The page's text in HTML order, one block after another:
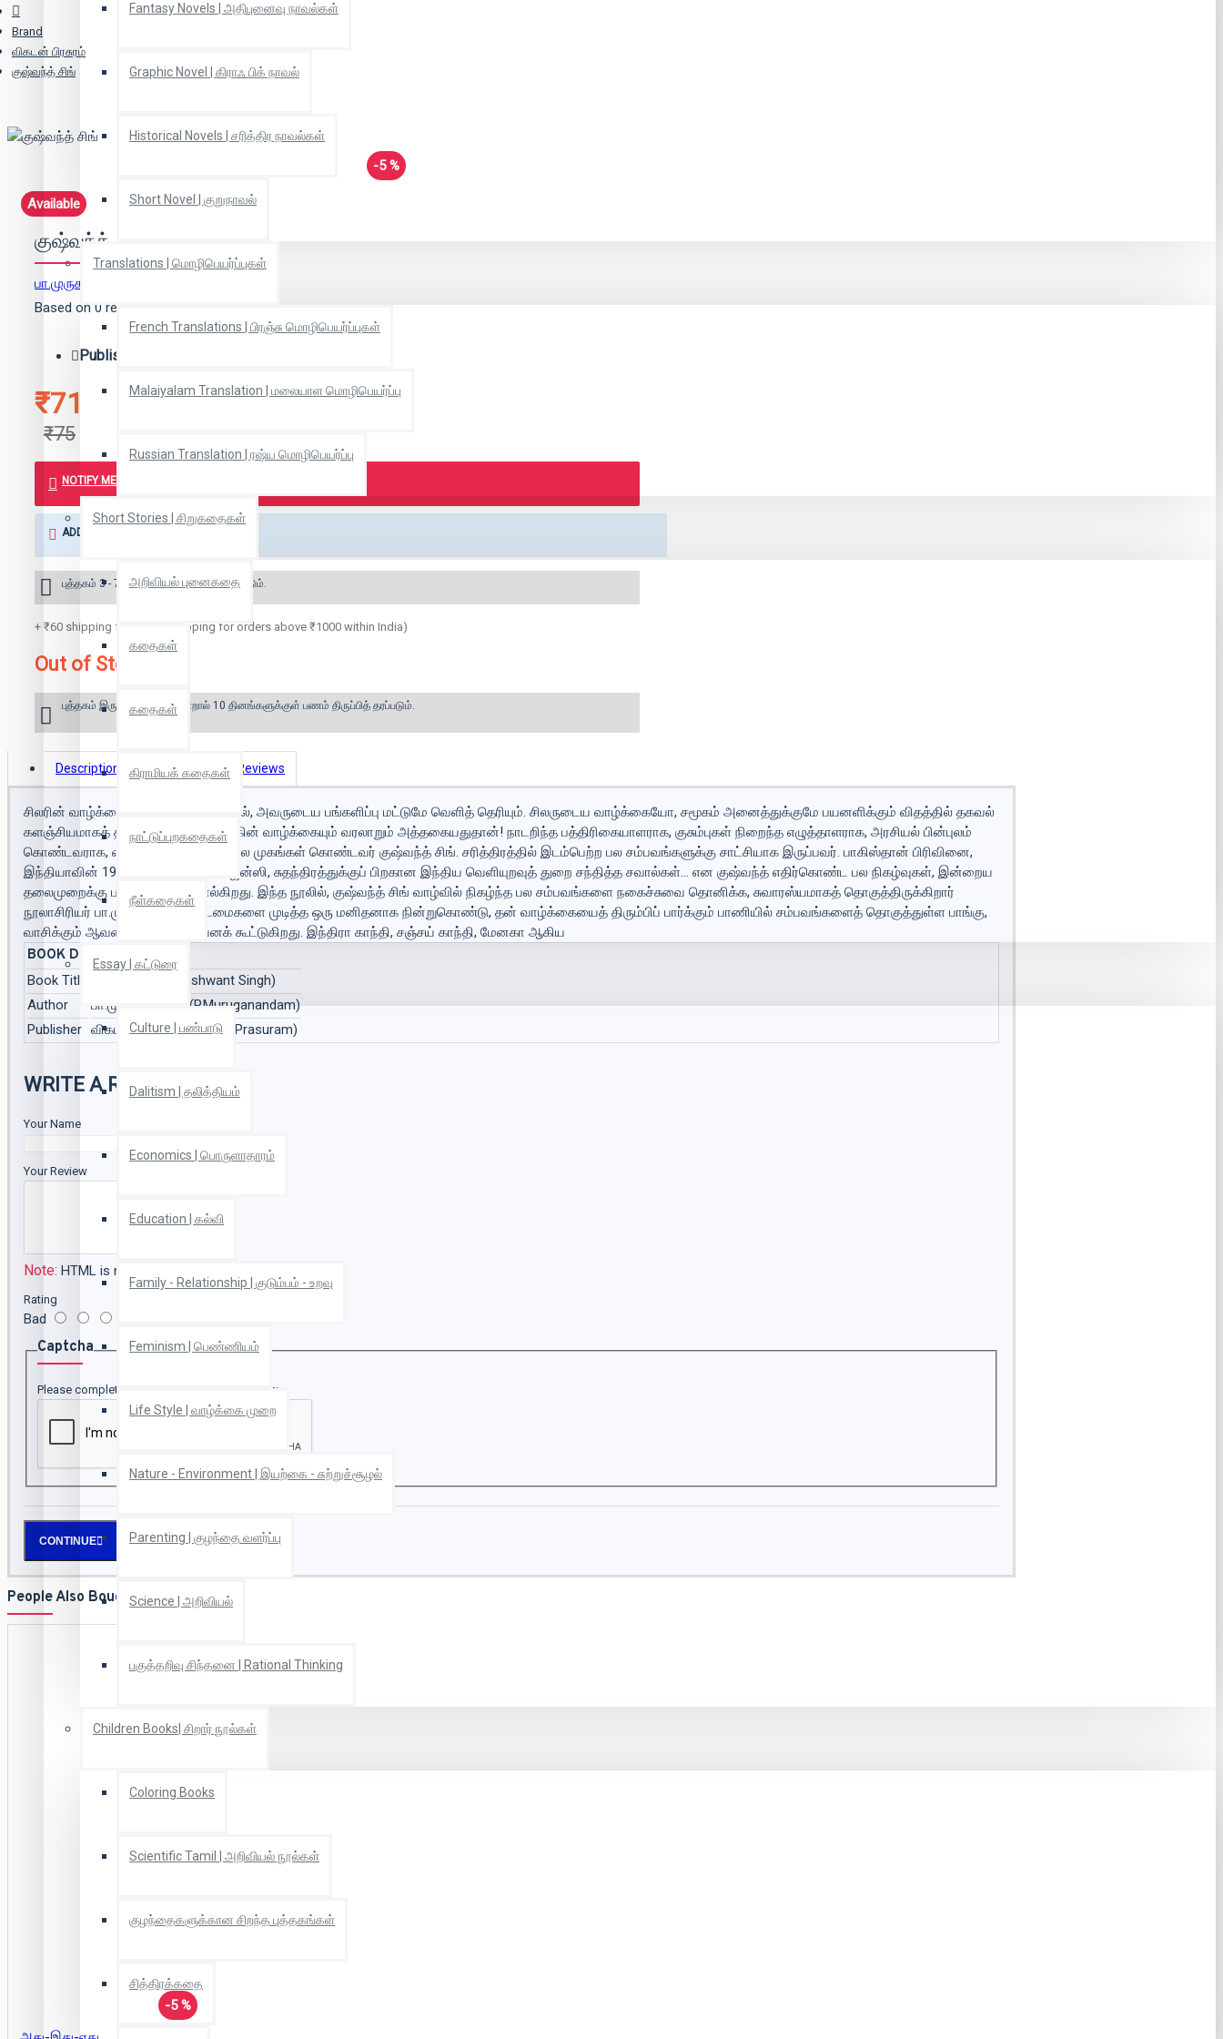
Fantasy Novels | அதிபுனைவு நாவல்கள்
Graphic Novel | கிராஃ பிக் நாவல்
Historical Novels | சரித்திர நாவல்கள்
Short Novel | குறுநாவல்
Translations | மொழிபெயர்ப்புகள்
French Translations | பிரஞ்சு மொழிபெயர்ப்புகள்
Malaiyalam Translation | மலையாள மொழிபெயர்ப்பு
Russian Translation | ரஷ்ய மொழிபெயர்ப்பு
Short Stories | சிறுகதைகள்
அறிவியல் புனைகதை
கதைகள்
கதைகள்
கிராமியக் கதைகள்
நாட்டுப்புறகதைகள்
நீள்கதைகள்
Essay | கட்டுரை
Culture | பண்பாடு
Dalitism | தலித்தியம்
Economics | பொருளாதாரம்
Education | கல்வி
Family - Relationship | குடும்பம் - உறவு
Feminism | பெண்ணியம்
Life Style | வாழ்க்கை முறை
Nature - Environment | இயற்கை - சுற்றுச்சூழல்
Parenting | குழந்தை வளர்ப்பு
Science | அறிவியல்
பகுத்தறிவு சிந்தனை | Rational Thinking
Children Books| சிறார் நூல்கள்
Coloring Books
Scientific Tamil | அறிவியல் நூல்கள்
குழந்தைகளுக்கான சிறந்த புத்தகங்கள்
சித்திரக்கதை
Brand
விகடன் பிரசுரம்
குஷ்வந்த் சிங்
-5 %
Available
குஷ்வந்த் சிங்
பா.முருகானந்தம்
Based on 0 reviews.
₹71
₹75
Publisher:
NOTIFY ME WHEN BOOK IS AVAILABLE
ADD TO WISH LIST
புத்தகம் 3 - 7 நாட்களில் அனுப்பி வைக்கப்படும்.
+ ₹60 shipping fee* (Free shipping for orders above ₹1000 within India)
Out of Stock
புத்தகம் இருப்பில் இல்லை என்றால் 10 தினங்களுக்குள் பணம் திருப்பித் தரப்படும்.
Description Book Details Reviews
சிலரின் வாழ்க்கை வரலாற்றைப் படித்தால், அவருடைய பங்களிப்பு மட்டுமே வெளித் தெரியும். சிலருடைய வாழ்க்கையோ, சமூகம் அனைத்துக்குமே பயனளிக்கும் விதத்தில் தகவல்
களஞ்சியமாகத் திகழும். குஷ்வந்த்சிங்கின் வாழ்க்கையும் வரலாறும் அத்தகையதுதான்! நாடறிந்த பத்திரிகையாளராக, குசும்புகள் நிறைந்த எழுத்தாளராக, அரசியல் பின்புலம்
கொண்டவராக, வழக்கறிஞராக என்று பல முகங்கள் கொண்டவர் குஷ்வந்த் சிங். சரித்திரத்தில் இடம்பெற்ற பல சம்பவங்களுக்கு சாட்சியாக இருப்பவர். பாகிஸ்தான் பிரிவினை,
இந்தியாவின் 1975_ம் ஆண்டு எமர்ஜென்ஸி, சுதந்திரத்துக்குப் பிறகான இந்திய வெளியுறவுத் துறை சந்தித்த சவால்கள்... என குஷ்வந்த் எதிர்கொண்ட பல நிகழ்வுகள், இன்றைய
தலைமுறைக்கு பாடங்களைச் சொல்கிறது. இந்த நூலில், குஷ்வந்த் சிங் வாழ்வில் நிகழ்ந்த பல சம்பவங்களை நகைச்சுவை தொனிக்க, சுவாரஸ்யமாகத் தொகுத்திருக்கிறார்
நூலாசிரியர் பா.முருகானந்தம். கடமைகளை முடித்த ஒரு மனிதனாக நின்றுகொண்டு, தன் வாழ்க்கையைத் திரும்பிப் பார்க்கும் பாணியில் சம்பவங்களைத் தொகுத்துள்ள பாங்கு,
வாசிக்கும் ஆவலை ‘விறுவிறு’வெனக் கூட்டுகிறது. இந்திரா காந்தி, சஞ்சய் காந்தி, மேனகா ஆகிய
BOOK DETAILS
Book Title
குஷ்வந்த் சிங் (Kushwant Singh)
Author
பா.முருகானந்தம் (P.Muruganandam)
Publisher விகடன் பிரசுரம் (Vikatan Prasuram)
WRITE A REVIEW
Your Name
Your Review
Note: HTML is not translated!
Rating
Bad
Captcha
Please complete the captcha validation below
CONTINUE
People Also Bought
-5 %